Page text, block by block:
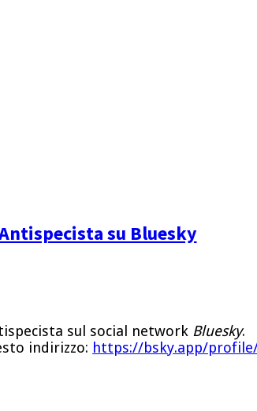
su Bluesky
sul social network Bluesky.
indirizzo: https://bsky.app/